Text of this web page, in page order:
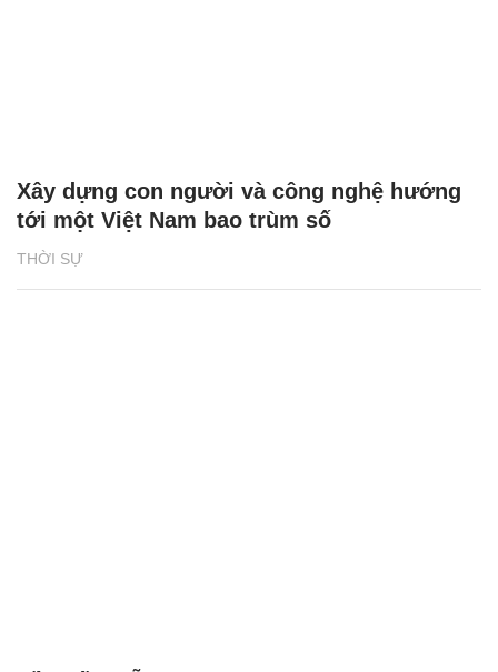
THỜI SỰ
Xây dựng con người và công nghệ hướng
tới một Việt Nam bao trùm số